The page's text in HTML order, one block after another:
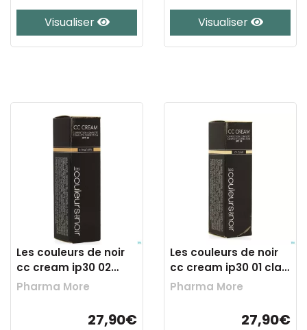
Visualiser Visualiser
Les couleurs de noir
cc cream ip30 02
naturel 30ml
Pharma More
27,90€
Les couleurs de noir
cc cream ip30 01 clair
30ml
Pharma More
27,90€